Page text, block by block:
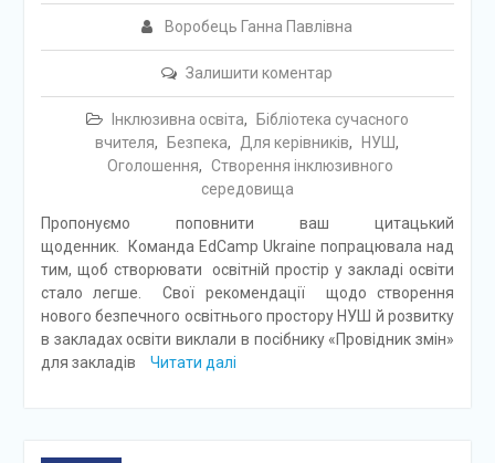
Воробець Ганна Павлівна
Залишити коментар
Інклюзивна освіта,
Бібліотека сучасного
вчителя, Безпека, Для керівників, НУШ,
Оголошення, Створення інклюзивного
середовища
Пропонуємо поповнити ваш цитацький
щоденник. Команда EdCamp Ukraine попрацювала над
тим, щоб створювати освітній простір у закладі освіти
стало легше. Свої рекомендації щодо створення
нового безпечного освітнього простору НУШ й розвитку
в закладах освіти виклали в посібнику «Провідник змін»
для закладів
Читати далі